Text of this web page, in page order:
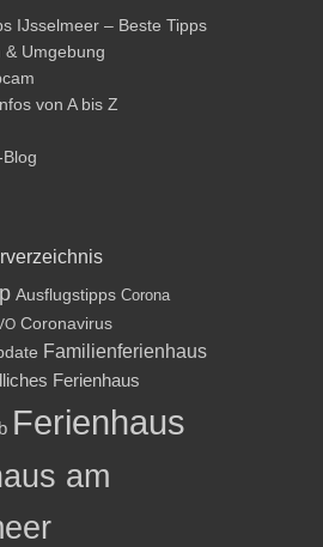
IJsselmeer – Beste Tipps
Umgebung
von A bis Z
Ausflugstipps Corona
Coronavirus
Familienferienhaus
Ferienhaus
Ferienhaus
am